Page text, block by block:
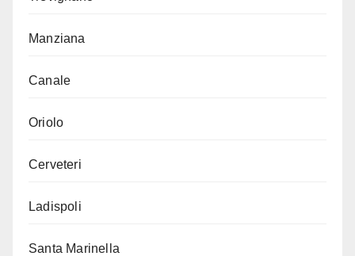
Manziana
Canale
Oriolo
Cerveteri
Ladispoli
Santa Marinella